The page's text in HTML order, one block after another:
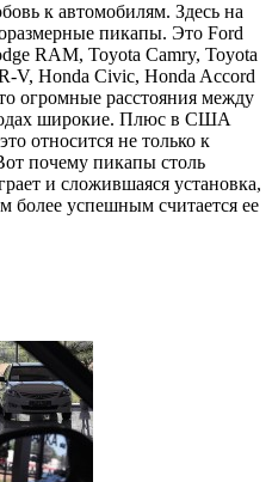
к автомобилям. Здесь на
пикапы. Это Ford
RAM, Toyota Camry, Toyota
V, Honda Civic, Honda Accord
огромные расстояния между
широкие. Плюс в США
относится не только к
почему пикапы столь
и сложившаяся установка,
более успешным считается ее